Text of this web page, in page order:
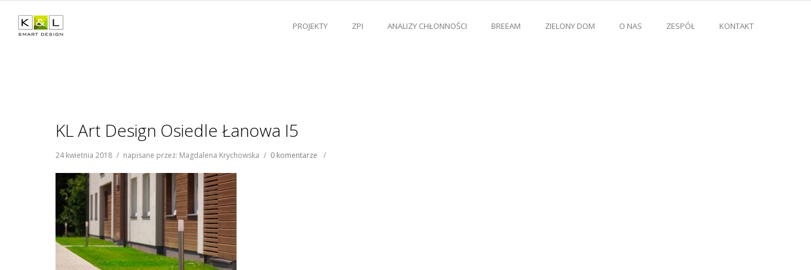
PROJEKTY ZPI ANALIZY CHŁONNOŚCI BREEAM ZIELONY DOM O NAS ZESPÓŁ KONTAKT
KL Art Design Osiedle Łanowa I5
24 kwietnia 2018 / napisane przez: Magdalena Krychowska / 0 komentarze /